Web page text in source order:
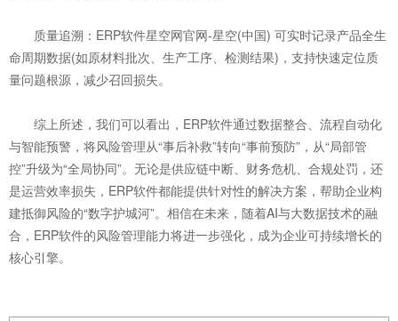
质量追溯：ERP软件星空网官网-星空(中国) 可实时记录产品全生
命周期数据(如原材料批次、生产工序、检测结果)，支持快速定位质
量问题根源，减少召回损失。
综上所述，我们可以看出，ERP软件通过数据整合、流程自动化
与智能预警，将风险管理从“事后补救”转向“事前预防”，从“局部管
控”升级为“全局协同”。无论是供应链中断、财务危机、合规处罚，还
是运营效率损失，ERP软件都能提供针对性的解决方案，帮助企业构
建抵御风险的“数字护城河”。相信在未来，随着AI与大数据技术的融
合，ERP软件的风险管理能力将进一步强化，成为企业可持续增长的
核心引擎。